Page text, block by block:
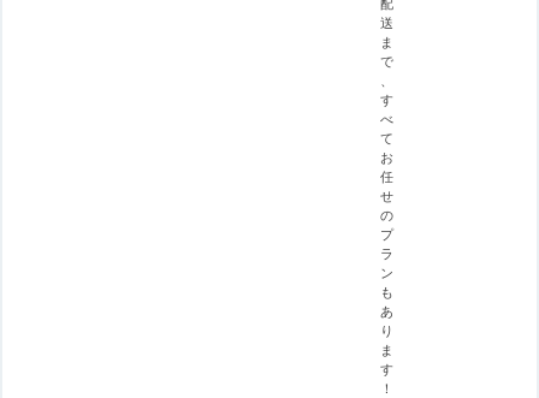
送
ま
で
す
べ
て
お
任
せ
の
プ
ラ
ン
も
あ
り
ま
す
！